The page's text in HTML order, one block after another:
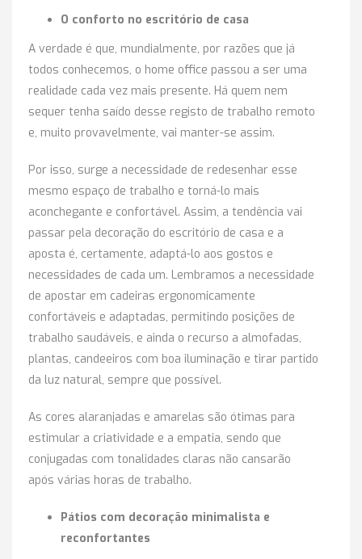
O conforto no escritório de casa
A verdade é que, mundialmente, por razões que já
todos conhecemos, o home office passou a ser uma
realidade cada vez mais presente. Há quem nem
sequer tenha saído desse registo de trabalho remoto
e, muito provavelmente, vai manter-se assim.
Por isso, surge a necessidade de redesenhar esse
mesmo espaço de trabalho e torná-lo mais
aconchegante e confortável. Assim, a tendência vai
passar pela decoração do escritório de casa e a
aposta é, certamente, adaptá-lo aos gostos e
necessidades de cada um. Lembramos a necessidade
de apostar em cadeiras ergonomicamente
confortáveis e adaptadas, permitindo posições de
trabalho saudáveis, e ainda o recurso a almofadas,
plantas, candeeiros com boa iluminação e tirar partido
da luz natural, sempre que possível.
As cores alaranjadas e amarelas são ótimas para
estimular a criatividade e a empatia, sendo que
conjugadas com tonalidades claras não cansarão
após várias horas de trabalho.
Pátios com decoração minimalista e
reconfortantes